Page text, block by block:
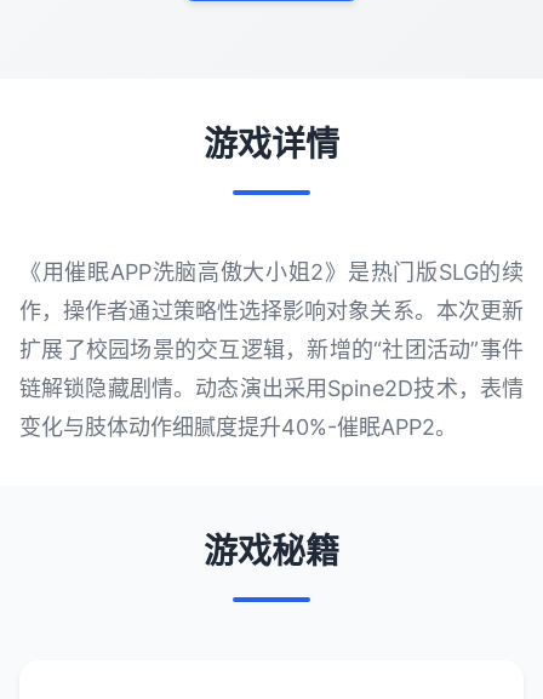
游戏详情
《用催眠APP洗脑高傲大小姐2》是热门版SLG的续
作，操作者通过策略性选择影响对象关系。本次更新
扩展了校园场景的交互逻辑，新增的“社团活动”事件
链解锁隐藏剧情。动态演出采用Spine2D技术，表情
变化与肢体动作细腻度提升40%-催眠APP2。
游戏秘籍